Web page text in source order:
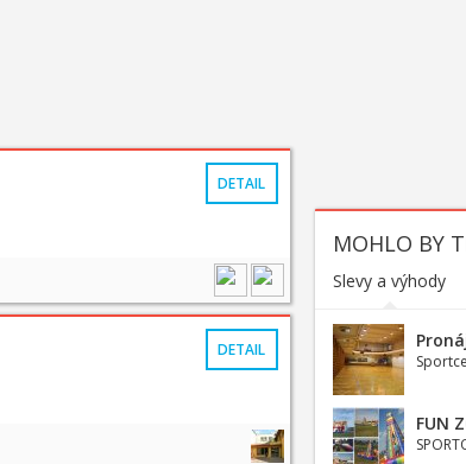
DETAIL
DETAIL
MOHLO BY
Slevy a výhody
FUN